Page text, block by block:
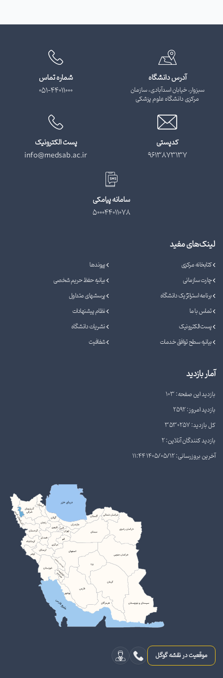
آدرس دانشگاه
سبزوار، خیابان اسدآبادی، سازمان
مرکزی دانشگاه علوم پزشکی
شماره تماس
051-44011000
کدپستی
9613873137
پست الکترونیک
info@medsab.ac.ir
سامانه پیامکی
500044011078
لینک‌های مفید
کتابخانه مرکزی
پیوندها
چارت سازمانی
بیانیه حفظ حریم شخصی
برنامه استراتژیک دانشگاه
پرسشهای متداول
تماس با ما
نظام پیشنهادات
پست الکترونیک
نشریات دانشگاه
بیانیه سطح توافق خدمات
شفافیت
آمار بازدید
بازدید این صفحه: 103
بازدید امروز: 2592
کل بازدید: 3530257
بازدید کنندگان آنلاین: 2
آخرین بروزرسانی: 1405/05/12 11:44
موقعیت در نقشه گوگل